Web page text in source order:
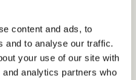
content and ads, to
and to analyse our traffic.
your use of our site with
analytics partners who